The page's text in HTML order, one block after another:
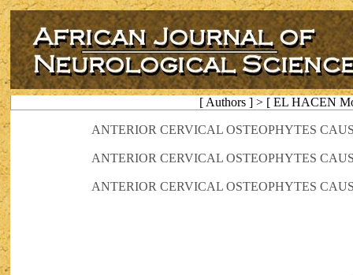
[ Authors ] > [ EL HACEN
ANTERIOR CERVICAL OSTEOPHYTES
ANTERIOR CERVICAL OSTEOPHYTES
ANTERIOR CERVICAL OSTEOPHYTES